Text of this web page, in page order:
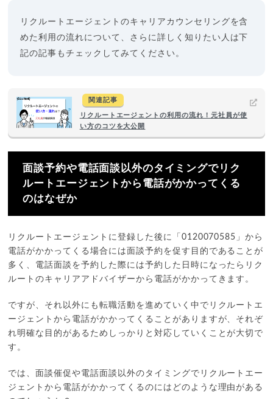
リクルートエージェントのキャリアカウンセリングを含
めた利用の流れについて、さらに詳しく知りたい人は下
記の記事もチェックしてみてください。
関連記事
リクルートエージェントの利用の流れ！元社員が使
い方のコツを大公開
面談予約や電話面談以外のタイミングでリク
ルートエージェントから電話がかかってくる
のはなぜか
リクルートエージェントに登録した後に「0120070585」から
電話がかかってくる場合には面談予約を促す目的であることが
多く、電話面談を予約した際には予約した日時になったらリク
ルートのキャリアアドバイザーから電話がかかってきます。
ですが、それ以外にも転職活動を進めていく中でリクルートエ
ージェントから電話がかかってくることがありますが、それぞ
れ明確な目的があるためしっかりと対応していくことが大切で
す。
では、面談催促や電話面談以外のタイミングでリクルートエー
ジェントから電話がかかってくるのにはどのような理由がある